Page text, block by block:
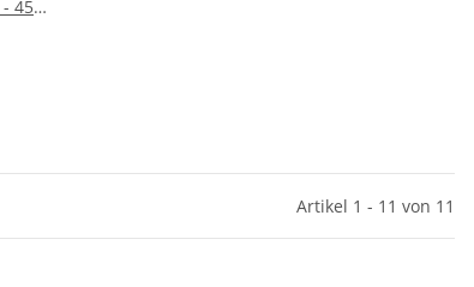
Artikel 1 - 11 von 11